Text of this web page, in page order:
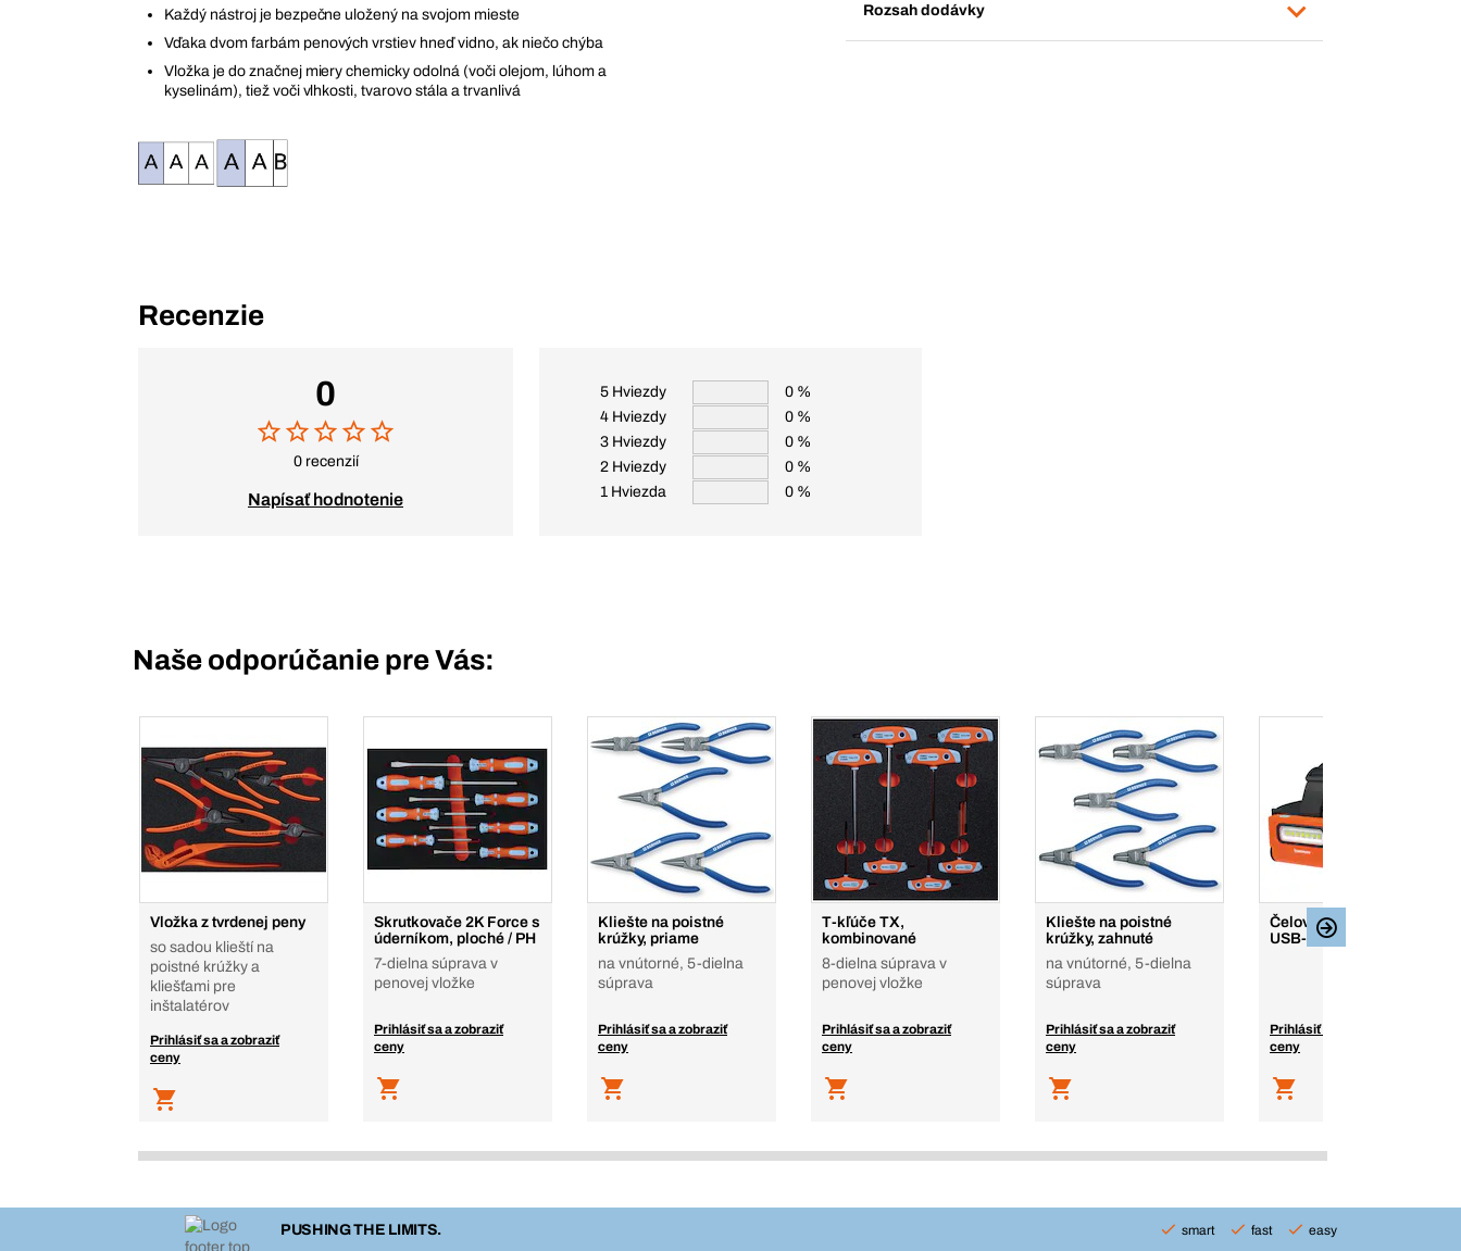
Každý nástroj je bezpečne uložený na svojom mieste
Vďaka dvom farbám penových vrstiev hneď vidno, ak niečo chýba
Vložka je do značnej miery chemicky odolná (voči olejom, lúhom a
kyselinám), tiež voči vlhkosti, tvarovo stála a trvanlivá
Rozsah dodávky
Recenzie
0
0 recenzií
Napísať hodnotenie
5 Hviezdy
0 %
4 Hviezdy
0 %
3 Hviezdy
0 %
2 Hviezdy
0 %
1 Hviezda
0 %
Naše odporúčanie pre Vás:
Vložka z tvrdenej peny
so sadou klieští na
poistné krúžky a
kliešťami pre
inštalatérov
Prihlásiť sa a zobraziť
ceny
Skrutkovače 2K Force s
úderníkom, ploché / PH
7-dielna súprava v
penovej vložke
Prihlásiť sa a zobraziť
ceny
Kliešte na poistné
krúžky, priame
na vnútorné, 5-dielna
súprava
Prihlásiť sa a zobraziť
ceny
T-kľúče TX,
kombinované
8-dielna súprava v
penovej vložke
Prihlásiť sa a zobraziť
ceny
Kliešte na poistné
krúžky, zahnuté
na vnútorné, 5-dielna
súprava
Prihlásiť sa a zobraziť
ceny
Čelová lampa 2v1,
USB-C, 2 600 mAh
Prihlásiť sa a zobraziť
ceny
PUSHING THE LIMITS. smart fast easy